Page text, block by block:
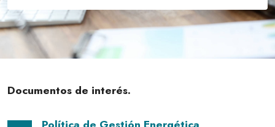
Documentos de interés.